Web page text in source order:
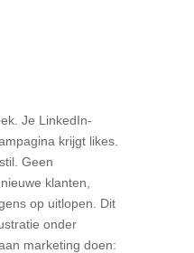
Je LinkedIn-
krijgt likes.
Geen
klanten,
op uitlopen. Dit
onder
marketing doen: